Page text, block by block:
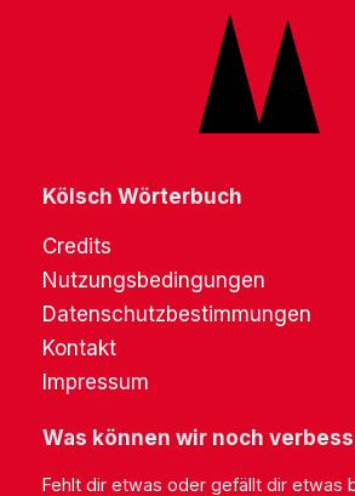
Kölsch Wörterbuch
Credits
Nutzungsbedingungen
Datenschutzbestimmungen
Kontakt
Impressum
Was können wir noch
Fehlt dir etwas oder gefällt dir etwas